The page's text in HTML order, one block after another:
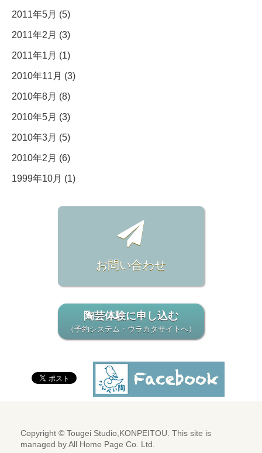
2011年5月 (5)
2011年2月 (3)
2011年1月 (1)
2010年11月 (3)
2010年8月 (8)
2010年5月 (3)
2010年3月 (5)
2010年2月 (6)
1999年10月 (1)
お問い合わせ
陶芸体験に申し込む
（予約システム・ウラカタサイトへ）
Copyright © Tougei Studio,KONPEITOU. This site is
managed by All Home Page Co. Ltd.